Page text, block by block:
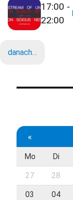
17:00 -
22:00
danach…
«
Mo Di
27 28
03 04